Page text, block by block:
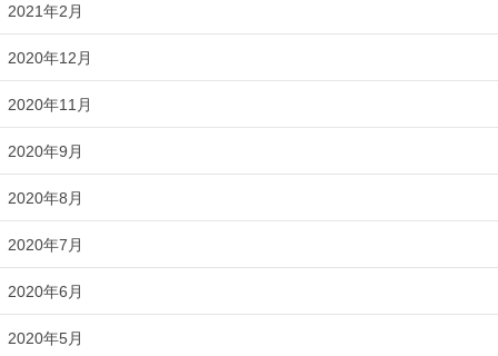
2021年2月
2020年12月
2020年11月
2020年9月
2020年8月
2020年7月
2020年6月
2020年5月